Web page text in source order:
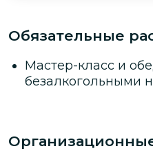
— кулинарное
Обязательные
Мастер-класс и
безалкогольными